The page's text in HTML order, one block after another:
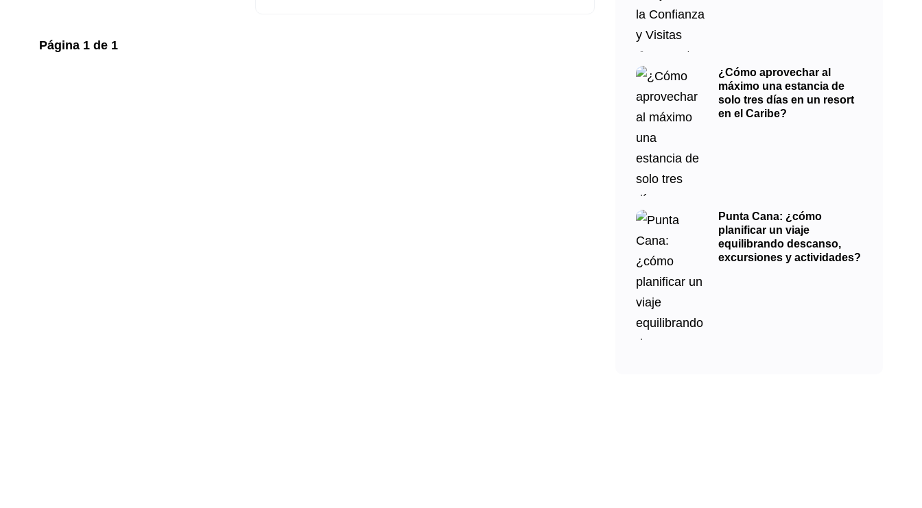
Página 1 de 1
¿Cómo aprovechar al
máximo una estancia de
solo tres días en un resort
en el Caribe?
Punta Cana: ¿cómo
planificar un viaje
equilibrando descanso,
excursiones y actividades?